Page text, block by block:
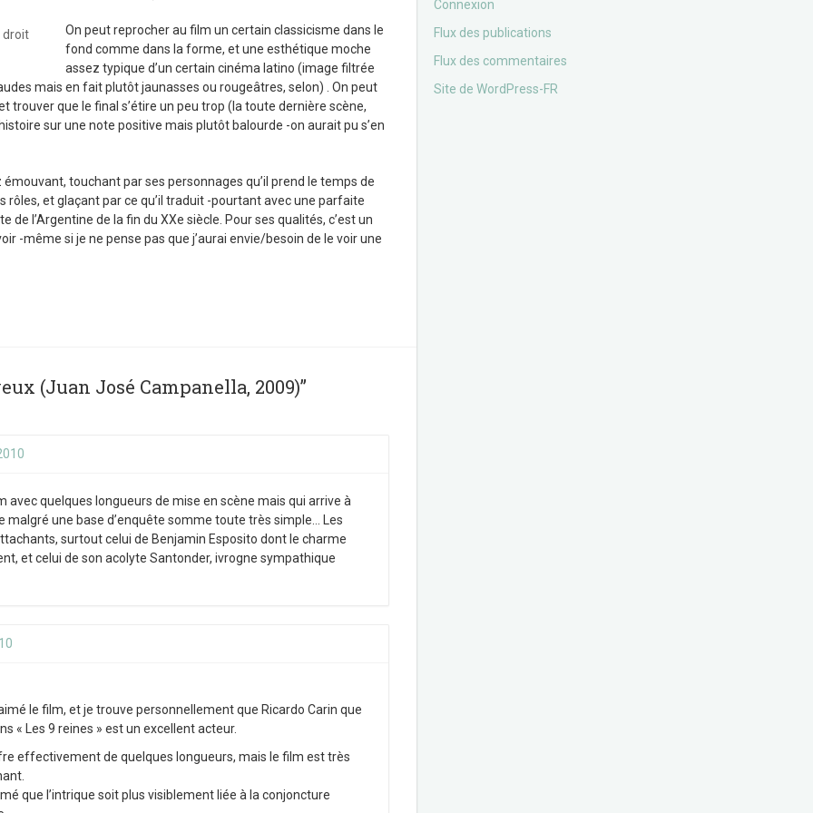
droit
On peut reprocher au film un certain classicisme dans le
fond comme dans la forme, et une esthétique moche
assez typique d’un certain cinéma latino (image filtrée
mais en fait plutôt jaunasses ou rougeâtres, selon) . On peut
trouver que le final s’étire un peu trop (la toute dernière scène,
sur une note positive mais plutôt balourde -on aurait pu s’en
touchant par ses personnages qu’il prend le temps de
rôles, et glaçant par ce qu’il traduit -pourtant avec une parfaite
de l’Argentine de la fin du XXe siècle. Pour ses qualités, c’est un
-même si je ne pense pas que j’aurai envie/besoin de le voir une
(Juan José Campanella, 2009)”
avec quelques longueurs de mise en scène mais qui arrive à
malgré une base d’enquête somme toute très simple… Les
surtout celui de Benjamin Esposito dont le charme
et celui de son acolyte Santonder, ivrogne sympathique
le film, et je trouve personnellement que Ricardo Carin que
« Les 9 reines » est un excellent acteur.
effectivement de quelques longueurs, mais le film est très
que l’intrique soit plus visiblement liée à la conjoncture
Connexion
Flux des publications
Flux des commentaires
Site de WordPress-FR